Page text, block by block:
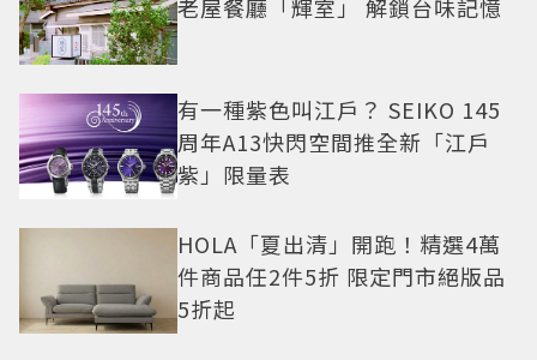
老屋餐廳「輝室」 解鎖台味記憶
有一種紫色叫江戶？ SEIKO 145
周年A13快閃空間推全新「江戶
紫」限量表
HOLA「夏出清」開跑！精選4萬
件商品任2件5折 限定門市絕版品
5折起